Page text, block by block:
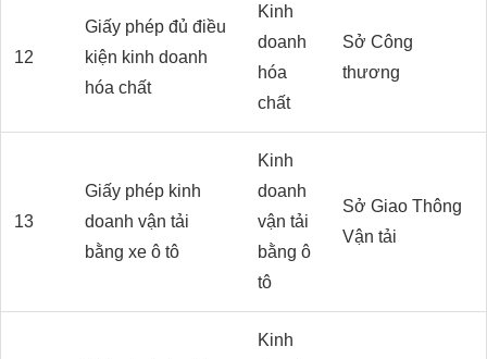
12
Giấy phép đủ điều
kiện kinh doanh
hóa chất
Kinh
doanh
hóa
chất
Sở Công
thương
13
Giấy phép kinh
doanh vận tải
bằng xe ô tô
Kinh
doanh
vận tải
bằng ô
tô
Sở Giao Thông
Vận tải
Kinh